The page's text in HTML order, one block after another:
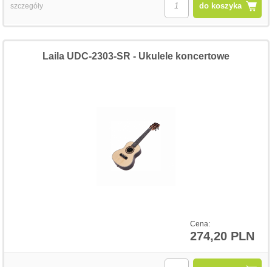
do koszyka
szczegóły
Cena:
274,20 PLN
Laila UDC-2303-SR - Ukulele koncertowe